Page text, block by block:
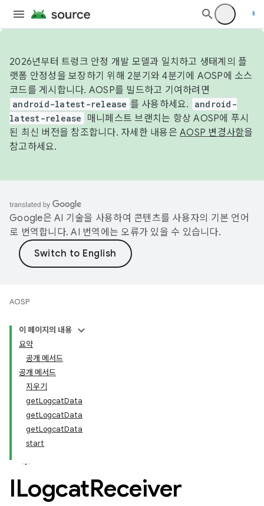
2026년부터 트렁크 안정 개발 모델과 일치하고 생태계의 플
랫폼 안정성을 보장하기 위해 2분기와 4분기에 AOSP에 소스
코드를 게시합니다. AOSP를 빌드하고 기여하려면
android-latest-release 를 사용하세요.
android-
latest-release
매니페스트 브랜치는 항상 AOSP에 푸시
된 최신 버전을 참조합니다. 자세한 내용은 AOSP 변경사항을
참고하세요.
Google은 AI 기술을 사용하여 콘텐츠를 사용자의 기본 언어
로 번역합니다. AI 번역에는 오류가 있을 수 있습니다.
AOSP
이 페이지의 내용
요약
공개 메서드
공개 메서드
지우기
getLogcatData
getLogcatData
getLogcatData
start
ILogcatReceiver